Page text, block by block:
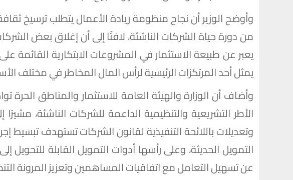
وأوضح الوزير أن نجاح منظومة ريادة الأعمال يتطلب ترسيخ
من دورة حياة الشركات الناشئة، لافتًا إلى أن إغلاق بعض
يعبر عن طبيعة الاستثمار في المشروعات الابتكارية القائمة
يمثل أحد المرتكزات الرئيسية لرأس المال المخاطر في مختلف
وأضاف أن الوزارة والهيئة العامة للاستثمار والمناطق
الأطر التشريعية والتنظيمية الداعمة للشركات الناشئة،
وتعديلات باللائحة التنفيذية لقانون الشركات تستهدف تبسيط
عن تسهيل التعامل مع اتفاقيات المساهمين وتعزيز المرونة